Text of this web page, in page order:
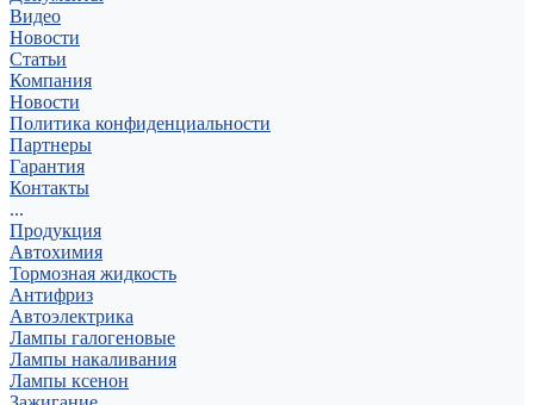
Видео
Новости
Статьи
Компания
Новости
Политика конфиденциальности
Партнеры
Гарантия
Контакты
...
Продукция
Автохимия
Тормозная жидкость
Антифриз
Автоэлектрика
Лампы галогеновые
Лампы накаливания
Лампы ксенон